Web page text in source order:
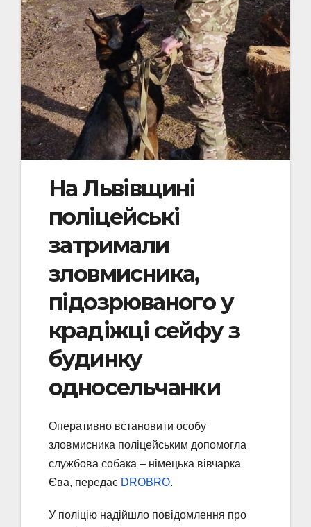
На Львівщині
поліцейські
затримали
зловмисника,
підозрюваного у
крадіжці сейфу з
будинку
односельчанки
Оперативно встановити особу
зловмисника поліцейським допомогла
службова собака – німецька вівчарка
Єва, передає DROBRO.
У поліцію надійшло повідомлення про